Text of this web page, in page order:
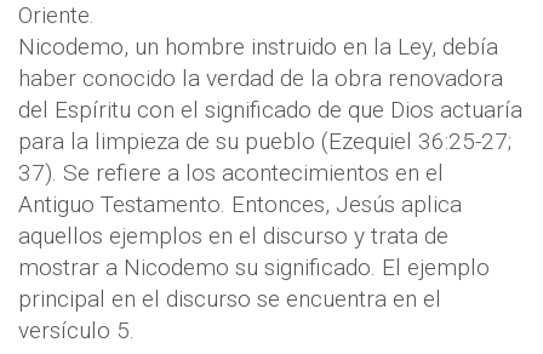
Oriente.
Nicodemo, un hombre instruido en la Ley, debía
haber conocido la verdad de la obra renovadora
del Espíritu con el significado de que Dios actuaría
para la limpieza de su pueblo (Ezequiel 36:25-27;
37). Se refiere a los acontecimientos en el
Antiguo Testamento. Entonces, Jesús aplica
aquellos ejemplos en el discurso y trata de
mostrar a Nicodemo su significado. El ejemplo
principal en el discurso se encuentra en el
versículo 5.